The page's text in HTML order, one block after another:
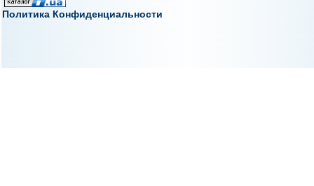
Политика Конфиденциальности